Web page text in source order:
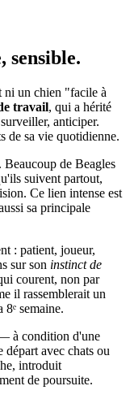
sensible.
ni un chien "facile à
travail, qui a hérité
anticiper.
de sa vie quotidienne.
Beaucoup de Beagles
suivent partout,
Ce lien intense est
sa principale
: patient, joueur,
sur son instinct de
courent, non par
il rassemblerait un
semaine.
à condition d'une
avec chats ou
introduit
de poursuite.